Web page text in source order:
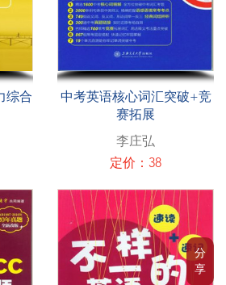
分
享
综合
中考英语核心词汇突破+竞
赛拓展
李庄弘
定价：38